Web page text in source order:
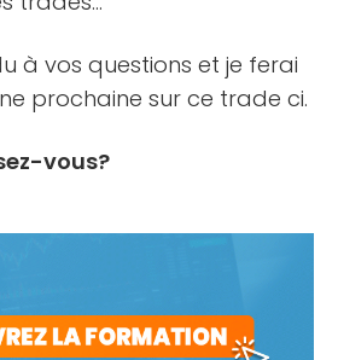
à vos questions et je ferai
prochaine sur ce trade ci.
vous?